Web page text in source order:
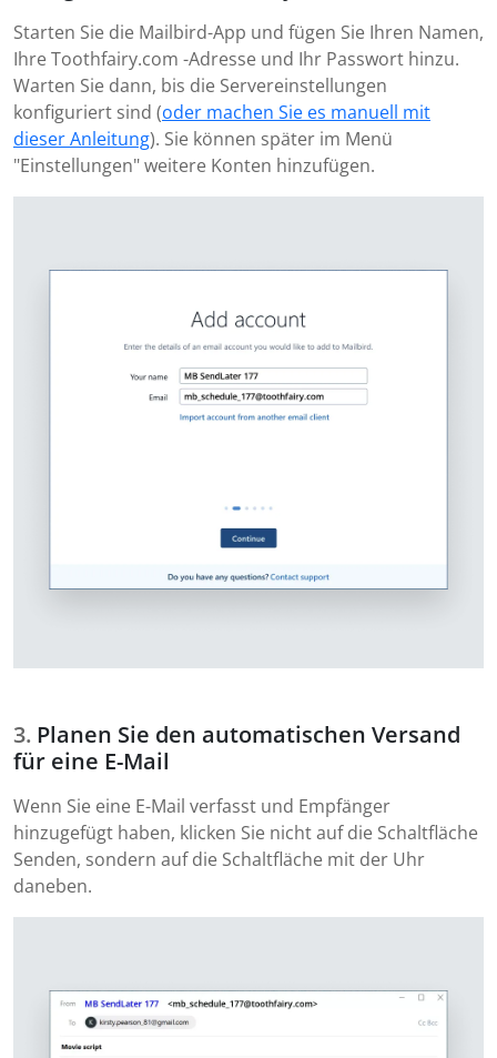
Starten Sie die Mailbird-App und fügen Sie Ihren Namen,
Ihre Toothfairy.com -Adresse und Ihr Passwort hinzu.
Warten Sie dann, bis die Servereinstellungen
konfiguriert sind (oder machen Sie es manuell mit
dieser Anleitung). Sie können später im Menü
"Einstellungen" weitere Konten hinzufügen.
Planen Sie den automatischen Versand
für eine E-Mail
Wenn Sie eine E-Mail verfasst und Empfänger
hinzugefügt haben, klicken Sie nicht auf die Schaltfläche
Senden, sondern auf die Schaltfläche mit der Uhr
daneben.